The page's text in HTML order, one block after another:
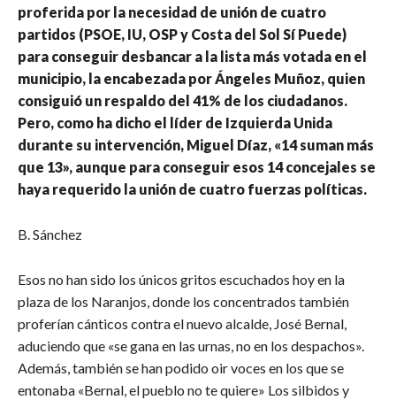
proferida por la necesidad de unión de cuatro
partidos (PSOE, IU, OSP y Costa del Sol Sí Puede)
para conseguir desbancar a la lista más votada en el
municipio, la encabezada por Ángeles Muñoz, quien
consiguió un respaldo del 41% de los ciudadanos.
Pero, como ha dicho el líder de Izquierda Unida
durante su intervención, Miguel Díaz, «14 suman más
que 13», aunque para conseguir esos 14 concejales se
haya requerido la unión de cuatro fuerzas políticas.
B. Sánchez
Esos no han sido los únicos gritos escuchados hoy en la
plaza de los Naranjos, donde los concentrados también
proferían cánticos contra el nuevo alcalde, José Bernal,
aduciendo que «se gana en las urnas, no en los despachos».
Además, también se han podido oir voces en los que se
entonaba «Bernal, el pueblo no te quiere» Los silbidos y